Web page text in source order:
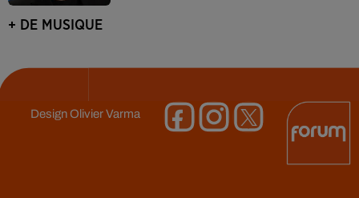
+ DE MUSIQUE
DesignOlivier Varma